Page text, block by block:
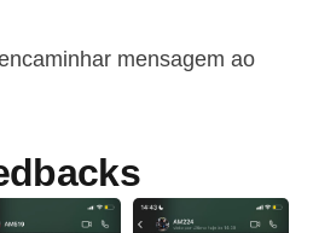
mensagem ao